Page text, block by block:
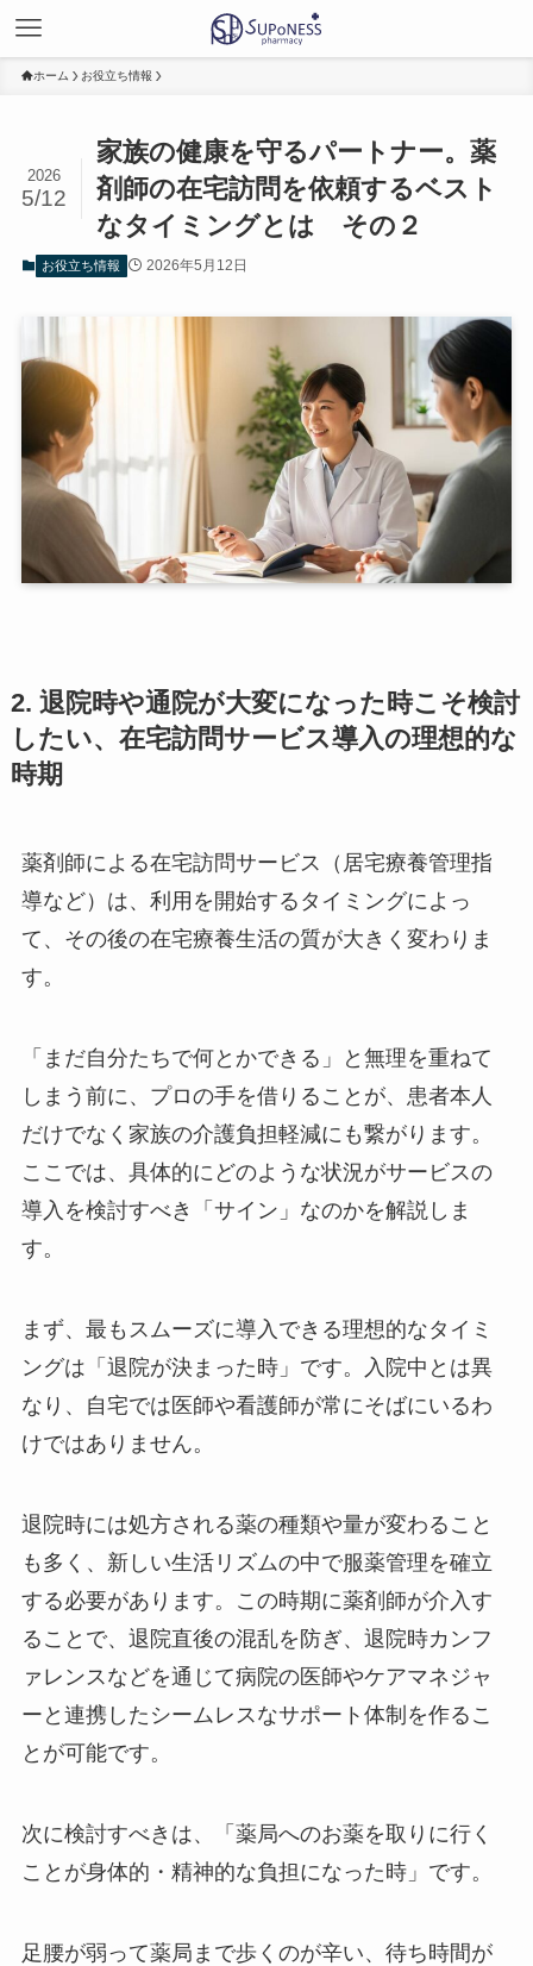
ホーム お役立ち情報
家族の健康を守るパートナー。薬
剤師の在宅訪問を依頼するベスト
なタイミングとは その２
2026
5/12
お役立ち情報 2026年5月12日
2. 退院時や通院が大変になった時こそ検討
したい、在宅訪問サービス導入の理想的な
時期
薬剤師による在宅訪問サービス（居宅療養管理指
導など）は、利用を開始するタイミングによっ
て、その後の在宅療養生活の質が大きく変わりま
す。
「まだ自分たちで何とかできる」と無理を重ねて
しまう前に、プロの手を借りることが、患者本人
だけでなく家族の介護負担軽減にも繋がります。
ここでは、具体的にどのような状況がサービスの
導入を検討すべき「サイン」なのかを解説しま
す。
まず、最もスムーズに導入できる理想的なタイミ
ングは「退院が決まった時」です。入院中とは異
なり、自宅では医師や看護師が常にそばにいるわ
けではありません。
退院時には処方される薬の種類や量が変わること
も多く、新しい生活リズムの中で服薬管理を確立
する必要があります。この時期に薬剤師が介入す
ることで、退院直後の混乱を防ぎ、退院時カンフ
ァレンスなどを通じて病院の医師やケアマネジャ
ーと連携したシームレスなサポート体制を作るこ
とが可能です。
次に検討すべきは、「薬局へのお薬を取りに行く
ことが身体的・精神的な負担になった時」です。
足腰が弱って薬局まで歩くのが辛い、待ち時間が